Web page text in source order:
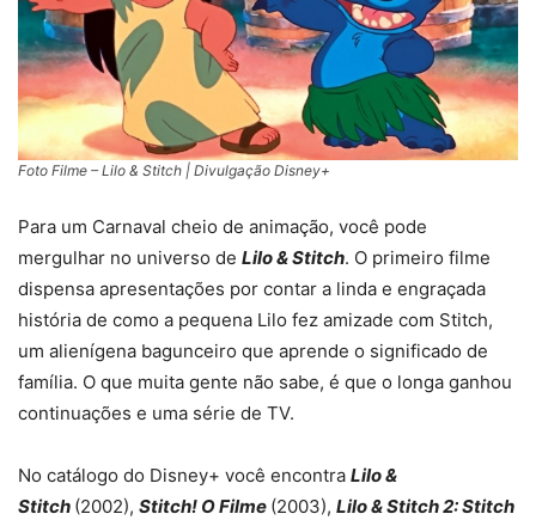
Foto Filme – Lilo & Stitch | Divulgação Disney+
Para um Carnaval cheio de animação, você pode
mergulhar no universo de Lilo & Stitch. O primeiro filme
dispensa apresentações por contar a linda e engraçada
história de como a pequena Lilo fez amizade com Stitch,
um alienígena bagunceiro que aprende o significado de
família. O que muita gente não sabe, é que o longa ganhou
continuações e uma série de TV.
No catálogo do Disney+ você encontra Lilo &
Stitch (2002), Stitch! O Filme (2003), Lilo & Stitch 2: Stitch